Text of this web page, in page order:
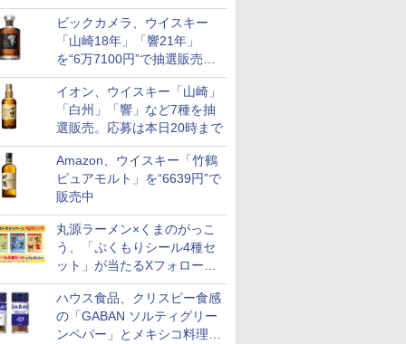
リニューアル。ハーフボトル
も登場
ビックカメラ、ウイスキー
「山崎18年」「響21年」
を“6万7100円”で抽選販売。
店頭で9日まで受付
イオン、ウイスキー「山崎」
「白州」「響」など7種を抽
選販売。応募は本日20時まで
Amazon、ウイスキー「竹鶴
ピュアモルト」を“6639円”で
販売中
丸源ラーメン×くまのがっこ
う、「ぷくもりシール4種セ
ット」が当たるXフォロー＆
リポストキャンペーン実施
ハウス食品、クリスピー食感
の「GABAN ソルティグリー
ンペパー」とメキシコ料理に